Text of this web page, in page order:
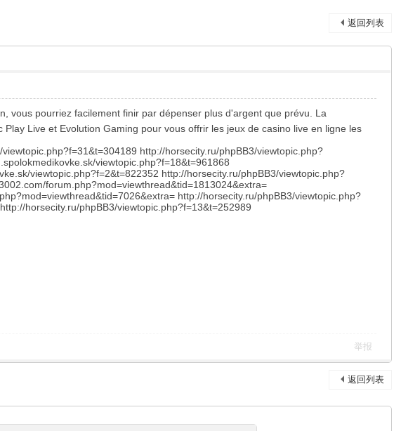
返回列表
vous pourriez facilement finir par dépenser plus d'argent que prévu. La
Live et Evolution Gaming pour vous offrir les jeux de casino live en ligne les
http://horsecity.ru/phpBB3/viewtopic.php?
viewtopic.php?f=18&t=961868
viewtopic.php?f=2&t=822352 http://horsecity.ru/phpBB3/viewtopic.php?
forum.php?mod=viewthread&tid=1813024&extra=
http://horsecity.ru/phpBB3/viewtopic.php?
horsecity.ru/phpBB3/viewtopic.php?f=13&t=252989
举报
返回列表